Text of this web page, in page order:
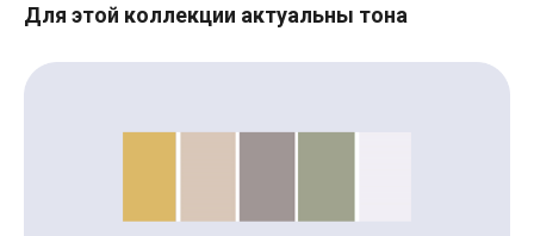
Для этой коллекции актуальны тона